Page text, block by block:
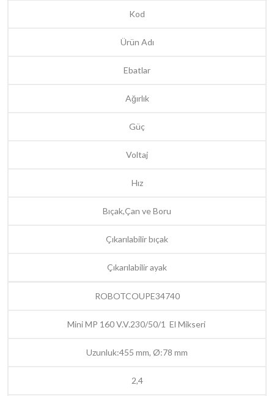
Kod
Ürün Adı
Ebatlar
Ağırlık
Güç
Voltaj
Hız
Bıçak,Çan ve Boru
Çıkarılabilir bıçak
Çıkarılabilir ayak
ROBOTCOUPE34740
Mini MP 160 V.V.230/50/1 El Mikseri
Uzunluk:455 mm, Ø:78 mm
2,4